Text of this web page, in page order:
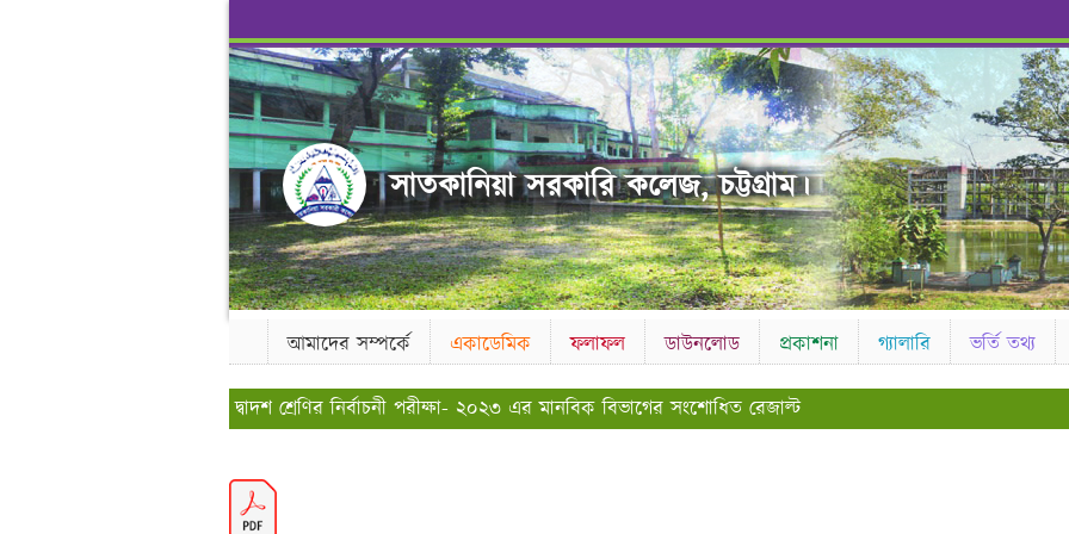
সাতকানিয়া সরকারি কলেজ, চট্টগ্রাম।
আমাদের সম্পর্কে একাডেমিক ফলাফল ডাউনলোড প্রকাশনা গ্যালারি ভর্তি তথ্য
দ্বাদশ শ্রেণির নির্বাচনী পরীক্ষা- ২০২৩ এর মানবিক বিভাগের সংশোধিত রেজাল্ট